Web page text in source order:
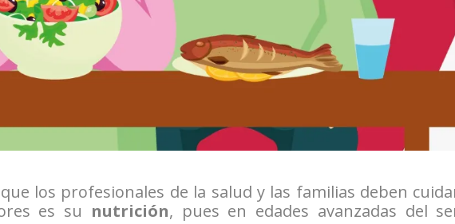
los profesionales de la salud y las familias deben
es su nutrición, pues en edades avanzadas del